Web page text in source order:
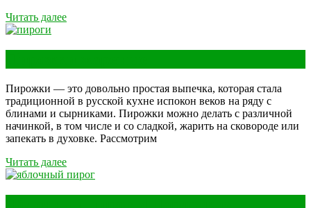
Читать далее
Пирожки — это довольно простая выпечка, которая стала
традиционной в русской кухне испокон веков на ряду с
блинами и сырниками. Пирожки можно делать с различной
начинкой, в том числе и со сладкой, жарить на сковороде или
запекать в духовке. Рассмотрим
Читать далее